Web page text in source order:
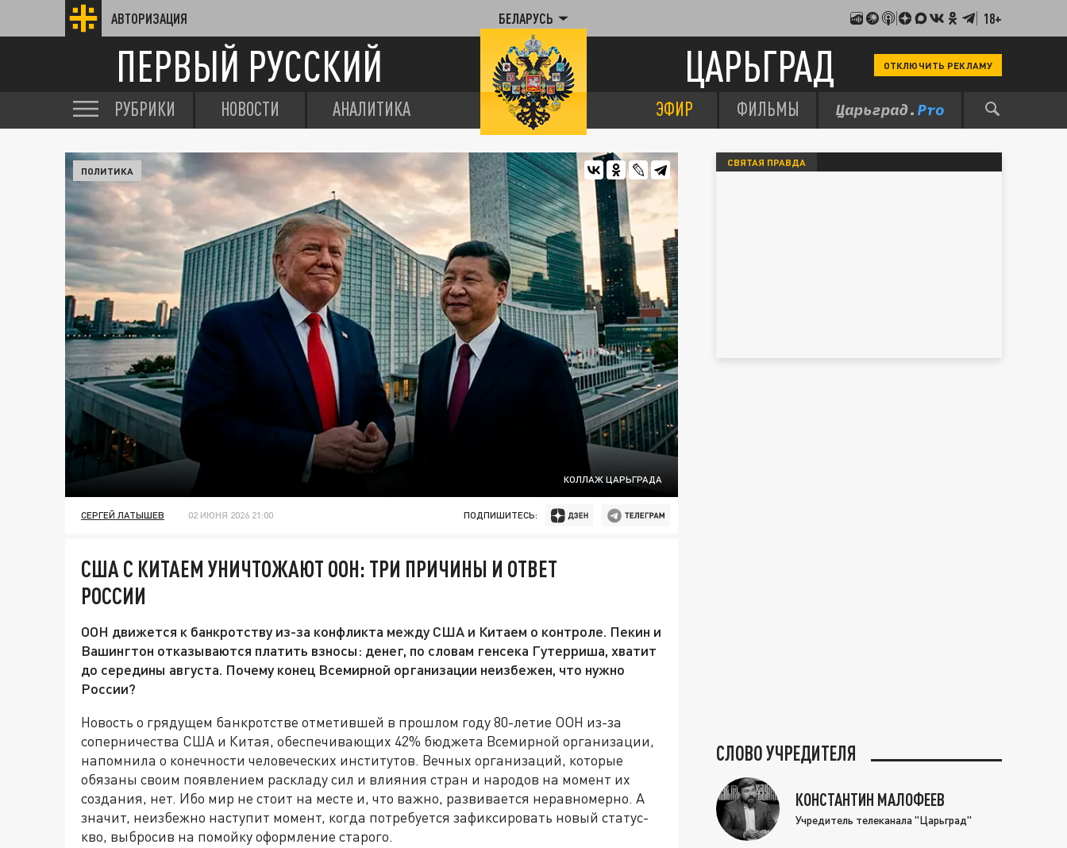
АВТОРИЗАЦИЯ БЕЛАРУСЬ 18+
ПЕРВЫЙ РУССКИЙ ЦАРЬГРАД ОТКЛЮЧИТЬ РЕКЛАМУ
РУБРИКИ НОВОСТИ АНАЛИТИКА ЭФИР ФИЛЬМЫ
КОЛЛАЖ ЦАРЬГРАДА
ПОЛИТИКА
СЕРГЕЙ ЛАТЫШЕВ 02 ИЮНЯ 2026 21:00 ПОДПИШИТЕСЬ:
США С КИТАЕМ УНИЧТОЖАЮТ ООН: ТРИ ПРИЧИНЫ И ОТВЕТ
РОССИИ
ООН движется к банкротству из-за конфликта между США и Китаем о контроле. Пекин и
Вашингтон отказываются платить взносы: денег, по словам генсека Гутерриша, хватит
до середины августа. Почему конец Всемирной организации неизбежен, что нужно
России?
Новость о грядущем банкротстве отметившей в прошлом году 80-летие ООН из-за
соперничества США и Китая, обеспечивающих 42% бюджета Всемирной организации,
напомнила о конечности человеческих институтов. Вечных организаций, которые
обязаны своим появлением раскладу сил и влияния стран и народов на момент их
создания, нет. Ибо мир не стоит на месте и, что важно, развивается неравномерно. А
значит, неизбежно наступит момент, когда потребуется зафиксировать новый статус-
кво, выбросив на помойку оформление старого.
СВЯТАЯ ПРАВДА
СЛОВО УЧРЕДИТЕЛЯ
КОНСТАНТИН МАЛОФЕЕВ
Учредитель телеканала "Царьград"